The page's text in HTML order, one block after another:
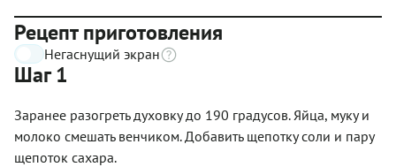
Рецепт приготовления
Негаснущий экран
Шаг 1
Заранее разогреть духовку до 190 градусов. Яйца, муку и
молоко смешать венчиком. Добавить щепотку соли и пару
щепоток сахара.